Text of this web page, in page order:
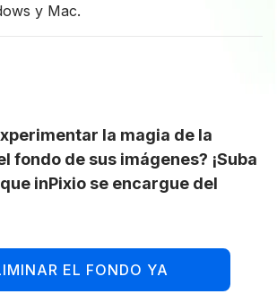
y Mac.
la magia de la
fondo de sus imágenes? ¡Suba
inPixio se encargue del
EL FONDO YA